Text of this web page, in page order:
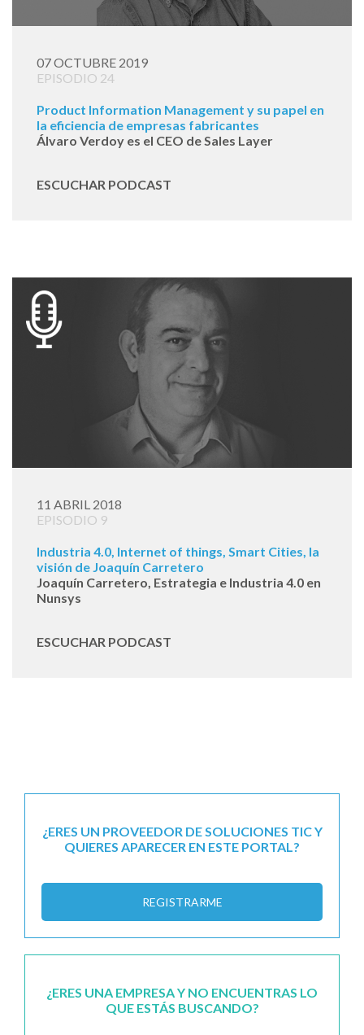
07 OCTUBRE 2019
EPISODIO 24
Product Information Management y su papel en
la eficiencia de empresas fabricantes
Álvaro Verdoy es el CEO de Sales Layer
ESCUCHAR PODCAST
11 ABRIL 2018
EPISODIO 9
Industria 4.0, Internet of things, Smart Cities, la
visión de Joaquín Carretero
Joaquín Carretero, Estrategia e Industria 4.0 en
Nunsys
ESCUCHAR PODCAST
¿ERES UN PROVEEDOR DE SOLUCIONES TIC Y
QUIERES APARECER EN ESTE PORTAL?
REGISTRARME
¿ERES UNA EMPRESA Y NO ENCUENTRAS LO
QUE ESTÁS BUSCANDO?